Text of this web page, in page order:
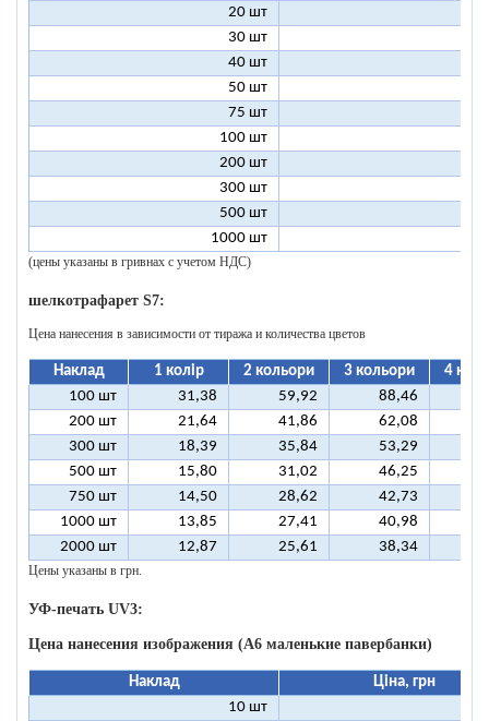
20 шт
30 шт
40 шт
50 шт
75 шт
100 шт
200 шт
300 шт
500 шт
1000 шт
(цены указаны в гривнах с учетом НДС)
шелкотрафарет S7:
Цена нанесения в зависимости от тиража и количества цветов
Наклад 1 колір 2 кольори 3 кольори
4
100 шт
31,38 59,92 88,46
200 шт
21,64 41,86 62,08
300 шт
18,39 35,84 53,29
500 шт
15,80 31,02 46,25
750 шт
14,50 28,62 42,73
1000 шт
13,85 27,41 40,98
2000 шт
12,87 25,61 38,34
Цены указаны в грн.
УФ-печать UV3:
Цена нанесения изображения (А6 маленькие павербанки)
Наклад
Ціна, грн
10 шт